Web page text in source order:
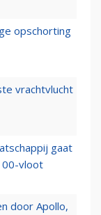
opschorting
vrachtvlucht
gaat
vloot
door Apollo,